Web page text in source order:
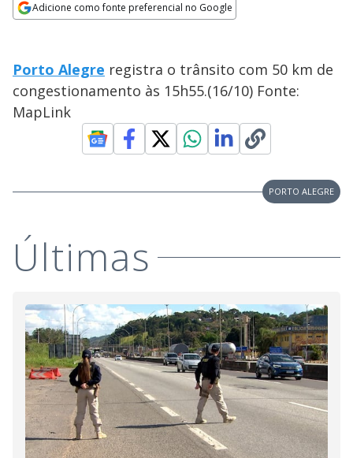
Adicione como fonte preferencial no Google
Porto Alegre registra o trânsito com 50 km de
congestionamento às 15h55.(16/10) Fonte:
MapLink
PORTO ALEGRE
Últimas